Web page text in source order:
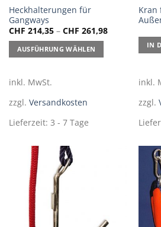
Heckhalterungen für
Gangways
CHF 214,35– CHF 261,98
AUSFÜHRUNG WÄHLEN
Dieses
Produkt
weist
mehrere
Varianten
Die
können
auf
Produktseite
gewählt
werden
inkl. MwSt.
zzgl. Versandkosten
Lieferzeit: 3 - 7 Tage
Kran
IN
inkl.
zzgl.